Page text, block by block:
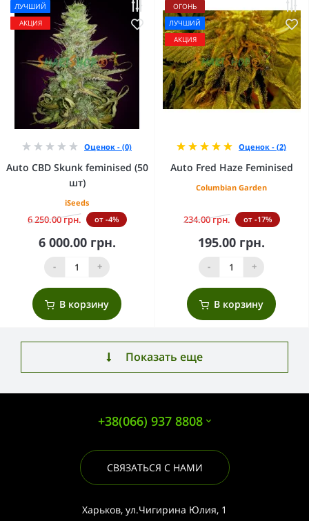
ЛУЧШИЙ
АКЦИЯ
Оценок - (0)
Auto CBD Skunk feminised (50
шт)
iSeeds
6 250.00 грн. от -4%
6 000.00 грн.
- +
В корзину
ОГОНЬ
ЛУЧШИЙ
АКЦИЯ
Оценок - (2)
Auto Fred Haze Feminised
Columbian Garden
234.00 грн. от -17%
195.00 грн.
- +
В корзину
Показать еще
+38(066) 937 8808
СВЯЗАТЬСЯ С НАМИ
Харьков, ул.Чигирина Юлия, 1